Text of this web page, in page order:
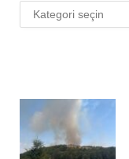
Kategoriler